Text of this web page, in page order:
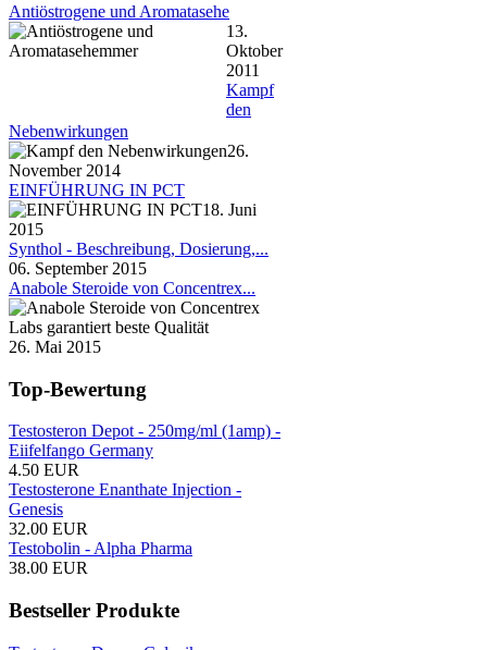
Antiöstrogene und Aromatasehe
13.
Oktober
2011
Kampf
den
Nebenwirkungen
26.
November 2014
EINFÜHRUNG IN PCT
18. Juni
2015
Synthol - Beschreibung, Dosierung,...
06. September 2015
Anabole Steroide von Concentrex...
26. Mai 2015
Top-Bewertung
Testosteron Depot - 250mg/ml (1amp) -
Eiifelfango Germany
4.50 EUR
Testosterone Enanthate Injection -
Genesis
32.00 EUR
Testobolin - Alpha Pharma
38.00 EUR
Bestseller Produkte